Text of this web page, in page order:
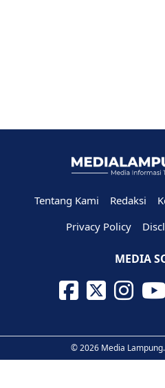
Tentang Kami Redaksi
Privacy Policy
MEDIA
© 2026 Media